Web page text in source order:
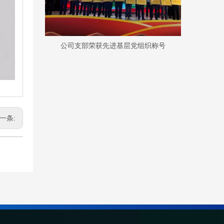
条:
公司支部荣获先进基层党组织称号